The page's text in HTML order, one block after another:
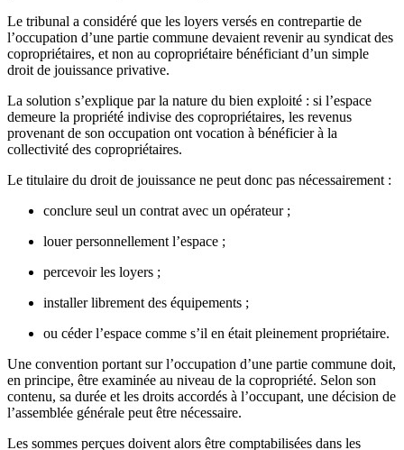
Le tribunal a considéré que les loyers versés en contrepartie de
l’occupation d’une partie commune devaient revenir au syndicat des
copropriétaires, et non au copropriétaire bénéficiant d’un simple
droit de jouissance privative.
La solution s’explique par la nature du bien exploité : si l’espace
demeure la propriété indivise des copropriétaires, les revenus
provenant de son occupation ont vocation à bénéficier à la
collectivité des copropriétaires.
Le titulaire du droit de jouissance ne peut donc pas nécessairement :
conclure seul un contrat avec un opérateur ;
louer personnellement l’espace ;
percevoir les loyers ;
installer librement des équipements ;
ou céder l’espace comme s’il en était pleinement propriétaire.
Une convention portant sur l’occupation d’une partie commune doit,
en principe, être examinée au niveau de la copropriété. Selon son
contenu, sa durée et les droits accordés à l’occupant, une décision de
l’assemblée générale peut être nécessaire.
Les sommes perçues doivent alors être comptabilisées dans les